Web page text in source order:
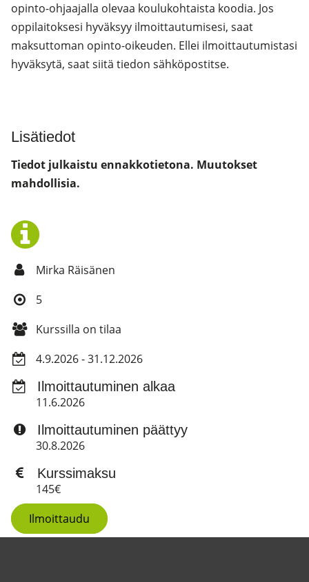
opinto-ohjaajalla olevaa koulukohtaista koodia. Jos
oppilaitoksesi hyväksyy ilmoittautumisesi, saat
maksuttoman opinto-oikeuden. Ellei ilmoittautumistasi
hyväksytä, saat siitä tiedon sähköpostitse.
Lisätiedot
Tiedot julkaistu ennakkotietona. Muutokset
mahdollisia.
Mirka Räisänen
5
Kurssilla on tilaa
4.9.2026 - 31.12.2026
Ilmoittautuminen alkaa
11.6.2026
Ilmoittautuminen päättyy
30.8.2026
Kurssimaksu
145€
Ilmoittaudu